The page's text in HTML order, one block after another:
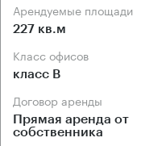
Арендуемые площади
227 кв.м
Класс офисов
класс B
Договор аренды
Прямая аренда от
собственника